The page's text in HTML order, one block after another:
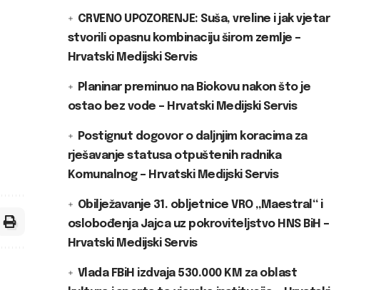
CRVENO UPOZORENJE: Suša, vreline i jak vjetar
stvorili opasnu kombinaciju širom zemlje –
Hrvatski Medijski Servis
Planinar preminuo na Biokovu nakon što je
ostao bez vode – Hrvatski Medijski Servis
Postignut dogovor o daljnjim koracima za
rješavanje statusa otpuštenih radnika
Komunalnog – Hrvatski Medijski Servis
Obilježavanje 31. obljetnice VRO „Maestral“ i
oslobođenja Jajca uz pokroviteljstvo HNS BiH –
Hrvatski Medijski Servis
Vlada FBiH izdvaja 530.000 KM za oblast